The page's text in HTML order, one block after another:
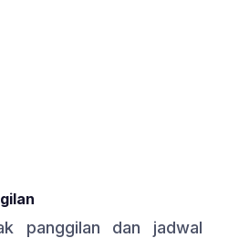
panggilan dan jadwal